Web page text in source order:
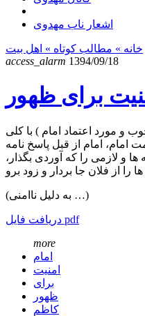
اشعار ناب مهدوی
خانه » مطالب کوتاه » اهل بیت
access_alarm 1394/09/18
برای ظهور
و مورد اعتماد امام ) با کلی
امام، امام از قبل پاسخ نامه
ها و لازمی را که آوردی بگذار،
(به دلیل ناامنی …)
دریافت فایل pdf
more
امام
امنیت
برای
ظهور
کاظم